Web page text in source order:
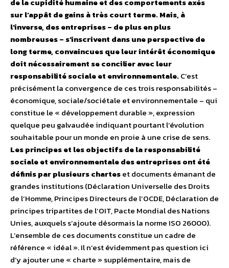
de la cupidité humaine et des comportements axés
sur l’appât de gains à très court terme. Mais, à
l’inverse, des entreprises – de plus en plus
nombreuses – s’inscrivent dans une perspective de
long terme, convaincues que leur intérêt économique
doit nécessairement se concilier avec leur
responsabilité sociale et environnementale.C’est
précisément la convergence de ces trois responsabilités –
économique, sociale/sociétale et environnementale – qui
constitue le « développement durable », expression
quelque peu galvaudée indiquant pourtant l’évolution
souhaitable pour un monde en proie à une crise de sens.
Les principes et les objectifs de la responsabilité
sociale et environnementale des entreprises ont été
définis par plusieurs charteset documents émanant de
grandes institutions (Déclaration Universelle des Droits
de l’Homme, Principes Directeurs de l’OCDE, Déclaration de
principes tripartites de l’OIT, Pacte Mondial des Nations
Unies, auxquels s’ajoute désormais la norme ISO 26000).
L’ensemble de ces documents constitue un cadre de
référence « idéal ». Il n’est évidemment pas question ici
d’y ajouter une « charte » supplémentaire, mais de